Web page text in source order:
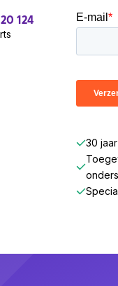
124
30